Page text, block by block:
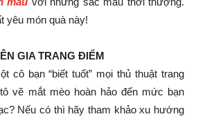
yêu món quà này!
GIA TRANG ĐIỂM
cô bạn “biết tuốt” mọi thủ thuật trang
vẽ mắt mèo hoàn hảo đến mức bạn
Nếu có thì hãy tham khảo xu hướng